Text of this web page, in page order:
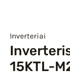
Inverteriai
15KTL-